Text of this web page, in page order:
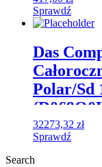
Sprawdź
Das
Polar/Sd
32273,32 zł
Sprawdź
Search